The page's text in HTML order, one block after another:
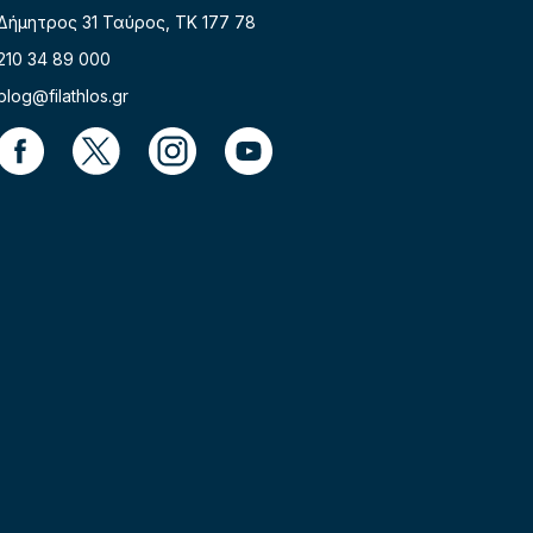
31 Ταύρος, TK 177 78
34 89 000